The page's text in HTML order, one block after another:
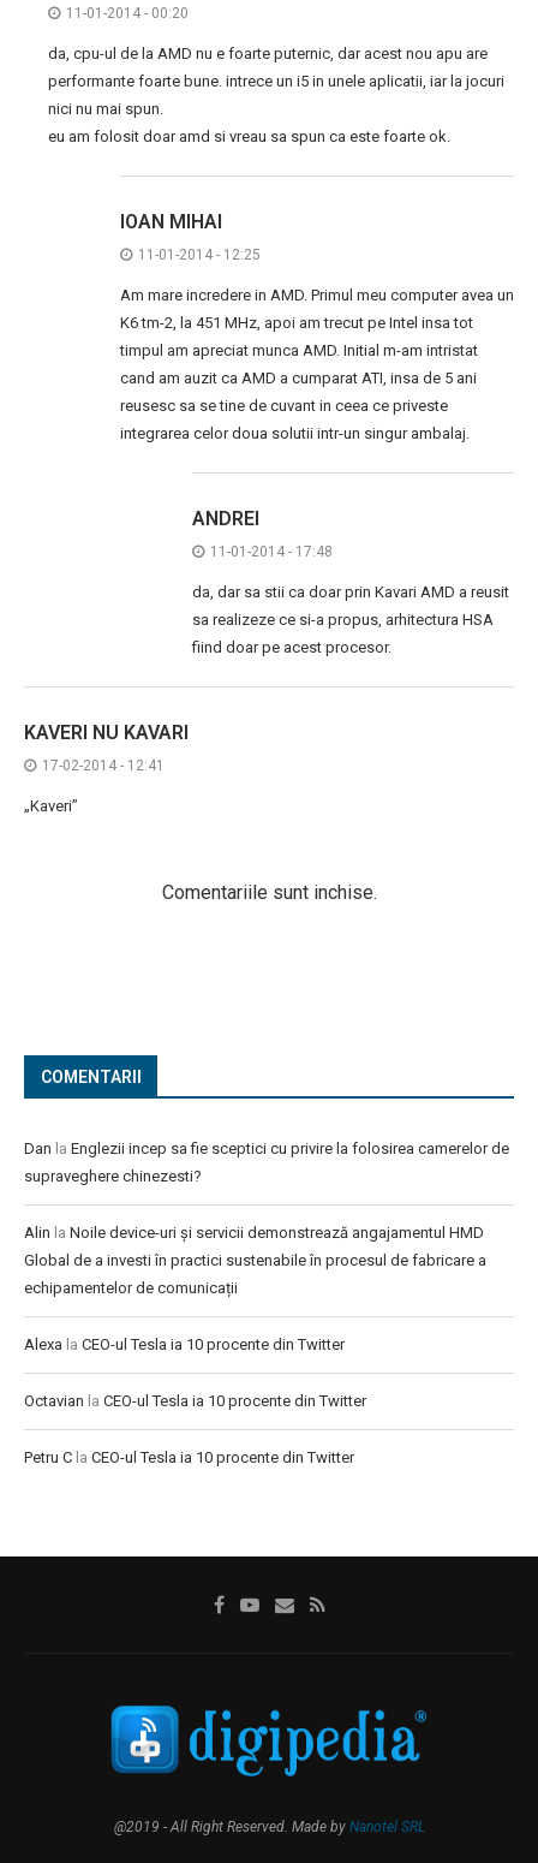
11-01-2014 - 00:20
da, cpu-ul de la AMD nu e foarte puternic, dar acest nou apu are
performante foarte bune. intrece un i5 in unele aplicatii, iar la jocuri
nici nu mai spun.
eu am folosit doar amd si vreau sa spun ca este foarte ok.
IOAN MIHAI
11-01-2014 - 12:25
Am mare incredere in AMD. Primul meu computer avea un
K6 tm-2, la 451 MHz, apoi am trecut pe Intel insa tot
timpul am apreciat munca AMD. Initial m-am intristat
cand am auzit ca AMD a cumparat ATI, insa de 5 ani
reusesc sa se tine de cuvant in ceea ce priveste
integrarea celor doua solutii intr-un singur ambalaj.
ANDREI
11-01-2014 - 17:48
da, dar sa stii ca doar prin Kavari AMD a reusit
sa realizeze ce si-a propus, arhitectura HSA
fiind doar pe acest procesor.
KAVERI NU KAVARI
17-02-2014 - 12:41
„Kaveri”
Comentariile sunt inchise.
COMENTARII
Dan la Englezii incep sa fie sceptici cu privire la folosirea camerelor de
supraveghere chinezesti?
Alin la Noile device-uri și servicii demonstrează angajamentul HMD
Global de a investi în practici sustenabile în procesul de fabricare a
echipamentelor de comunicații
Alexa la CEO-ul Tesla ia 10 procente din Twitter
Octavian la CEO-ul Tesla ia 10 procente din Twitter
Petru C la CEO-ul Tesla ia 10 procente din Twitter
@2019 - All Right Reserved. Made by Nanotel SRL